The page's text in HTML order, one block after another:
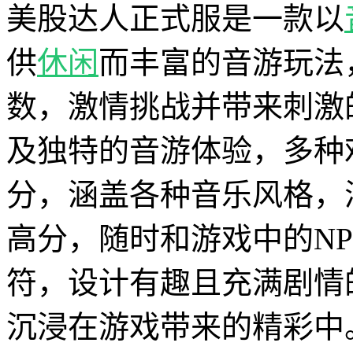
美股达人正式服是一款以
供休闲而丰富的音游玩
数，激情挑战并带来刺
及独特的音游体验，多
分，涵盖各种音乐风格
高分，随时和游戏中的
符，设计有趣且充满剧情
沉浸在游戏带来的精彩中